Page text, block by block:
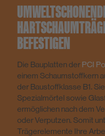
BEFESTIGEN
Die Bauplatten der PCI
einem Schaumstoffkern
der Baustoffklasse B1.
Spezialmörtel sowie
ermöglichen nach dem
oder Verputzen. Somit
Trägerelemente Ihre